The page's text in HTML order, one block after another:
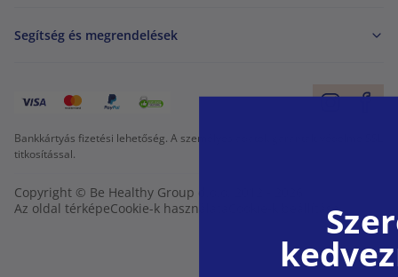
Segítség és megrendelések
Bankkártyás fizetési lehetőség. A személyes adatok garantált védelme SSL
titkosítással.
Copyright © Be Healthy Group d.o.o. 2012 - 2026
Az oldal térképeCookie-k használata Cookie-k beállítása